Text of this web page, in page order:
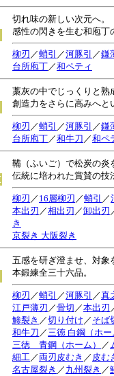
切れ味の新しい次元へ。
感性の閃きを生む和庖丁
柳刃 ／蛸引 ／河豚引 ／鎌
台所庖丁／和ペティ
藁灰の中でじっくりと熟
創造力をさらに高みへと
柳刃 ／蛸引 ／河豚引 ／鎌
台所庖丁／和牛刀 ／和ペ
鞴（ふいご）で松炭の炎
伝統に培われた賞賛の技
柳刃 ／ 16層柳刃 ／蛸引 ／
本出刃 ／相出刃 ／卸出刃
き
京裂き 大阪裂き
五感を研ぎ澄ませ、対象
本鍛練全三十六品。
柳刃 ／蛸引 ／河豚引 ／真
江戸薄刃 ／骨切 ／本出刃
鯵裂き ／切り付け ／ そば
和牛刀 ／三徳 白鋼（ホー
三徳 青鋼（ホーム）
／
細工／両刃皮むき ／ 皮む
名古屋裂き ／ 九州裂き ／